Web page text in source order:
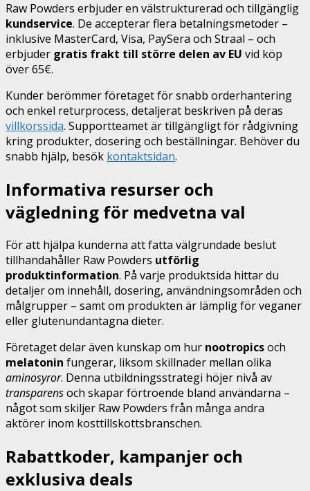
Raw Powders erbjuder en välstrukturerad och tillgänglig
kundservice. De accepterar flera betalningsmetoder –
inklusive MasterCard, Visa, PaySera och Straal – och
erbjuder gratis frakt till större delen av EU vid köp
över 65€.
Kunder berömmer företaget för snabb orderhantering
och enkel returprocess, detaljerat beskriven på deras
villkorssida. Supportteamet är tillgängligt för rådgivning
kring produkter, dosering och beställningar. Behöver du
snabb hjälp, besök kontakt­sidan.
Informativa resurser och
vägledning för medvetna val
För att hjälpa kunderna att fatta välgrundade beslut
tillhandahåller Raw Powders utförlig
produktinformation. På varje produktsida hittar du
detaljer om innehåll, dosering, användningsområden och
målgrupper – samt om produkten är lämplig för veganer
eller glutenundantagna dieter.
Företaget delar även kunskap om hur nootropicsoch
melatonin fungerar, liksom skillnader mellan olika
aminosyror. Denna utbildningsstrategi höjer nivå av
transparensoch skapar förtroende bland användarna –
något som skiljer Raw Powders från många andra
aktörer inom kosttillskottsbranschen.
Rabattkoder, kampanjer och
exklusiva deals